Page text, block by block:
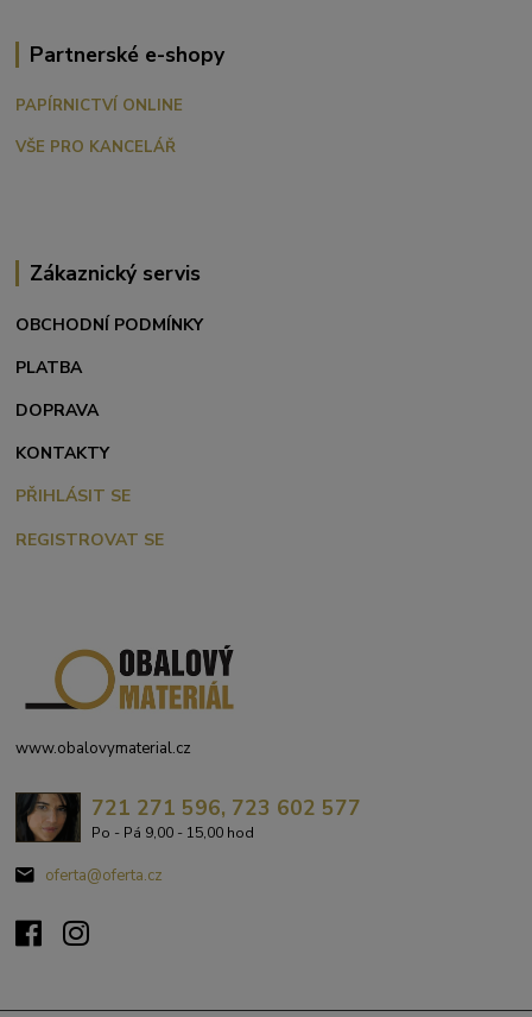
Partnerské e-shopy
PAPÍRNICTVÍ ONLINE
VŠE PRO KANCELÁŘ
Zákaznický servis
OBCHODNÍ PODMÍNKY
PLATBA
DOPRAVA
KONTAKTY
PŘIHLÁSIT SE
REGISTROVAT SE
www.obalovymaterial.cz
721 271 596, 723 602 577
Po - Pá 9,00 - 15,00 hod
oferta@oferta.cz